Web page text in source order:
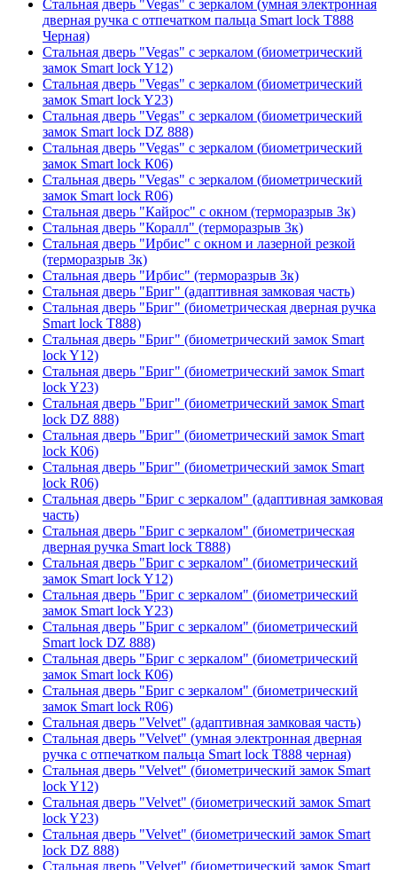
Стальная дверь "Vegas" с зеркалом (умная электронная
дверная ручка с отпечатком пальца Smart lock T888
Черная)
Стальная дверь "Vegas" с зеркалом (биометрический
замок Smart lock Y12)
Стальная дверь "Vegas" с зеркалом (биометрический
замок Smart lock Y23)
Стальная дверь "Vegas" с зеркалом (биометрический
замок Smart lock DZ 888)
Стальная дверь "Vegas" с зеркалом (биометрический
замок Smart lock К06)
Стальная дверь "Vegas" с зеркалом (биометрический
замок Smart lock R06)
Стальная дверь "Кайрос" с окном (терморазрыв 3к)
Стальная дверь "Коралл" (терморазрыв 3к)
Стальная дверь "Ирбис" с окном и лазерной резкой
(терморазрыв 3к)
Стальная дверь "Ирбис" (терморазрыв 3к)
Стальная дверь "Бриг" (адаптивная замковая часть)
Стальная дверь "Бриг" (биометрическая дверная ручка
Smart lock T888)
Стальная дверь "Бриг" (биометрический замок Smart
lock Y12)
Стальная дверь "Бриг" (биометрический замок Smart
lock Y23)
Стальная дверь "Бриг" (биометрический замок Smart
lock DZ 888)
Стальная дверь "Бриг" (биометрический замок Smart
lock К06)
Стальная дверь "Бриг" (биометрический замок Smart
lock R06)
Стальная дверь "Бриг с зеркалом" (адаптивная замковая
часть)
Стальная дверь "Бриг с зеркалом" (биометрическая
дверная ручка Smart lock T888)
Стальная дверь "Бриг с зеркалом" (биометрический
замок Smart lock Y12)
Стальная дверь "Бриг с зеркалом" (биометрический
замок Smart lock Y23)
Стальная дверь "Бриг с зеркалом" (биометрический
Smart lock DZ 888)
Стальная дверь "Бриг с зеркалом" (биометрический
замок Smart lock К06)
Стальная дверь "Бриг с зеркалом" (биометрический
замок Smart lock R06)
Стальная дверь "Velvet" (адаптивная замковая часть)
Стальная дверь "Velvet" (умная электронная дверная
ручка с отпечатком пальца Smart lock T888 черная)
Стальная дверь "Velvet" (биометрический замок Smart
lock Y12)
Стальная дверь "Velvet" (биометрический замок Smart
lock Y23)
Стальная дверь "Velvet" (биометрический замок Smart
lock DZ 888)
Стальная дверь "Velvet" (биометрический замок Smart